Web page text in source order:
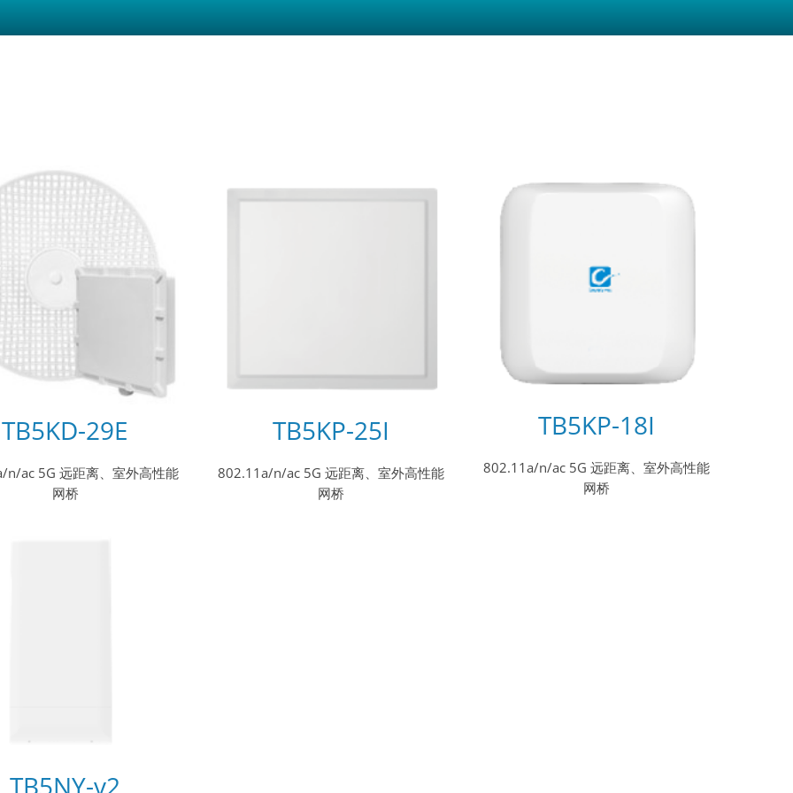
TB5KD-29E
n/ac 5G 远距离、室外高性能
网桥
TB5KP-25I
802.11a/n/ac 5G 远距离、室外高性能
网桥
TB5KP-18I
802.11a/n/ac 5G 远距离、室外高性能
网桥
TB5NY-v2